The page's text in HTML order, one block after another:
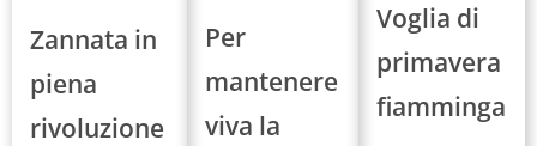
Zannata in
piena
rivoluzione
Per
mantenere
viva la
Voglia di
primavera
fiamminga